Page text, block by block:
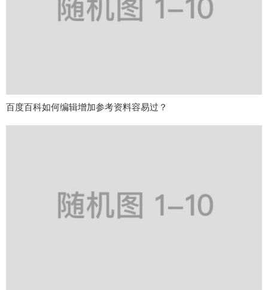
百度百科如何编辑增加参考资料容易过？